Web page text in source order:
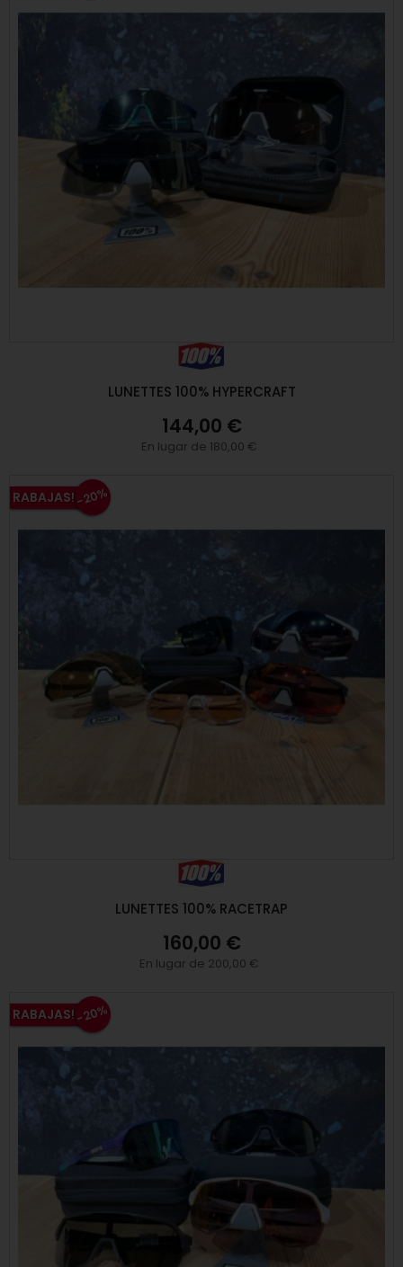
LUNETTES 100% HYPERCRAFT
144,00 €
En lugar de 180,00 €
RABAJAS!-20%
LUNETTES 100% RACETRAP
160,00 €
En lugar de 200,00 €
RABAJAS!-20%